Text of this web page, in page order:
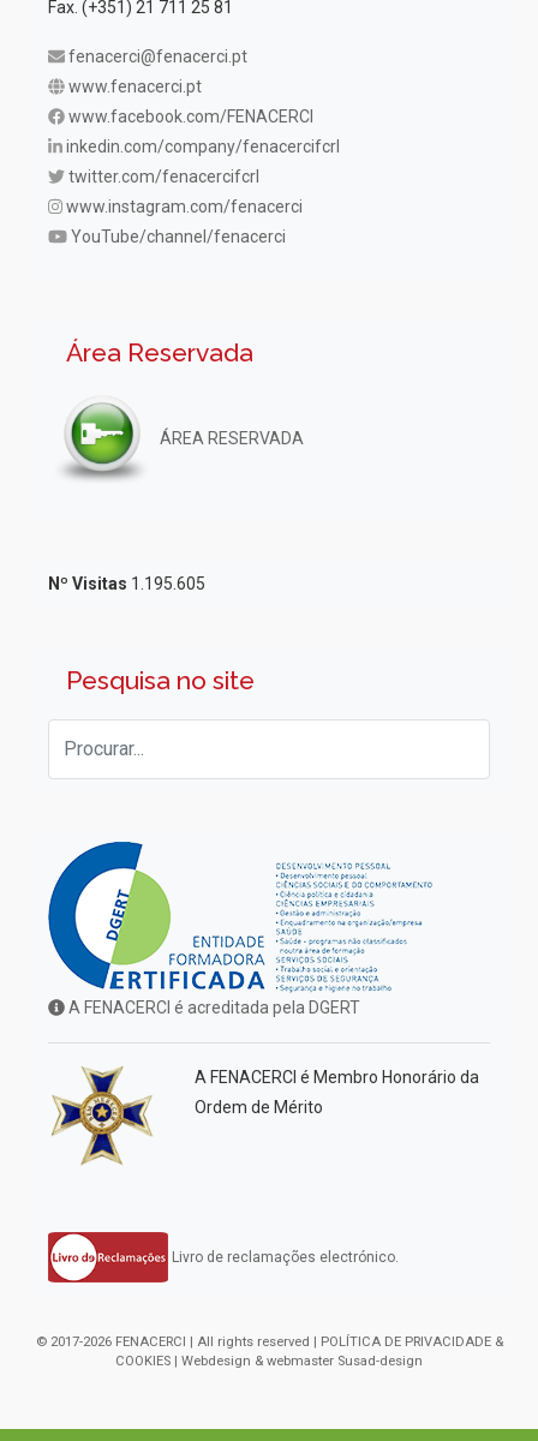
Fax. (+351) 21 711 25 81
fenacerci@fenacerci.pt
www.fenacerci.pt
www.facebook.com/FENACERCI
inkedin.com/company/fenacercifcrl
twitter.com/fenacercifcrl
www.instagram.com/fenacerci
YouTube/channel/fenacerci
Área Reservada
ÁREA RESERVADA
Nº Visitas 1.195.605
Pesquisa no site
A FENACERCI é acreditada pela DGERT
A FENACERCI é Membro Honorário da
Ordem de Mérito
Livro de reclamações electrónico.
© 2017-2026 FENACERCI | All rights reserved | POLÍTICA DE PRIVACIDADE &
COOKIES | Webdesign & webmaster Susad-design